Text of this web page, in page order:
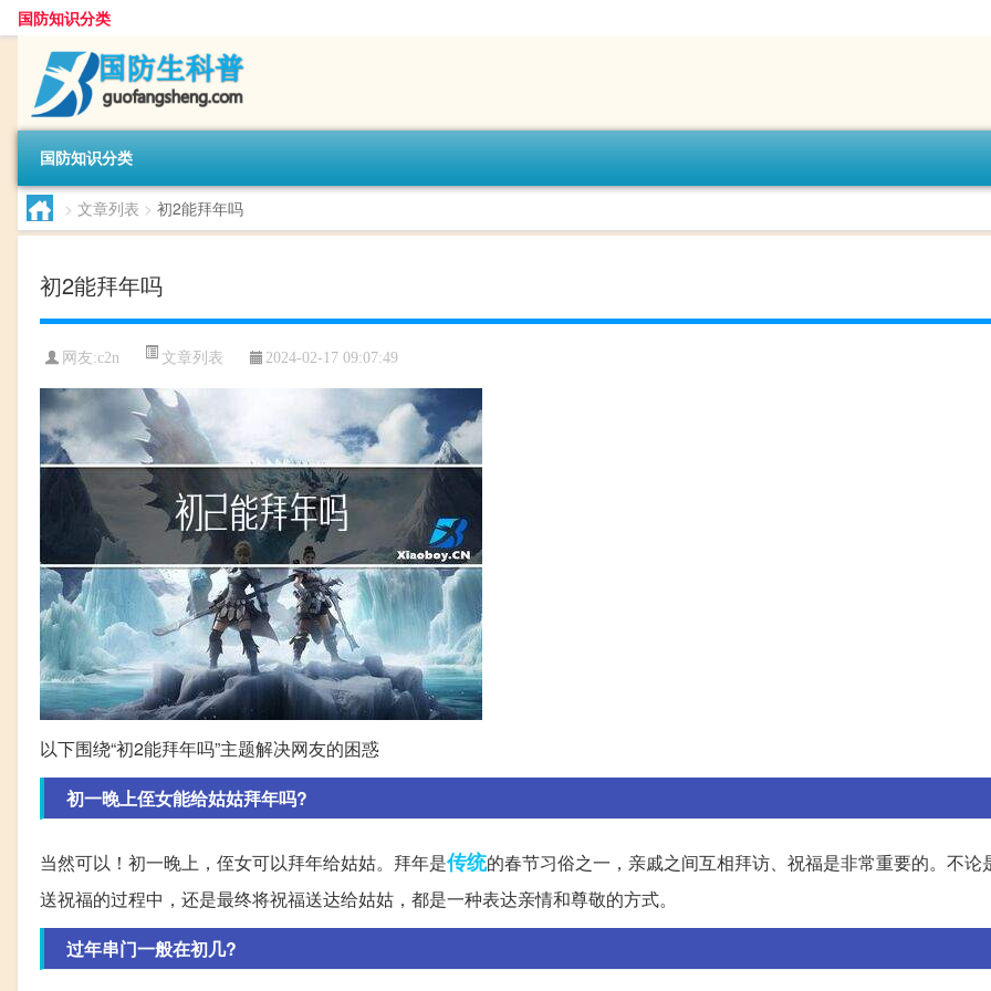
国防知识分类
国防知识分类
> 文章列表 > 初2能拜年吗
初2能拜年吗
网友:c2n 文章列表 2024-02-17 09:07:49
以下围绕“初2能拜年吗”主题解决网友的困惑
初一晚上侄女能给姑姑拜年吗?
当然可以！初一晚上，侄女可以拜年给姑姑。拜年是传统的春节习俗之一，亲戚之间互相拜访、祝福是非常重要的。不论
送祝福的过程中，还是最终将祝福送达给姑姑，都是一种表达亲情和尊敬的方式。
过年串门一般在初几?